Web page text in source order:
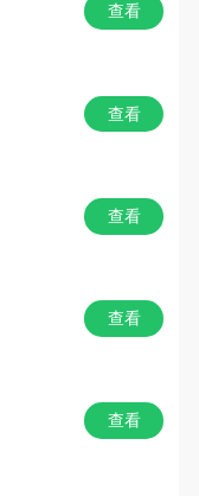
查看
查看
查看
查看
查看